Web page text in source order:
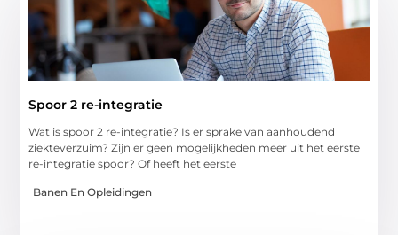
Spoor 2 re-integratie
Wat is spoor 2 re-integratie? Is er sprake van aanhoudend
ziekteverzuim? Zijn er geen mogelijkheden meer uit het eerste
re-integratie spoor? Of heeft het eerste
Banen En Opleidingen